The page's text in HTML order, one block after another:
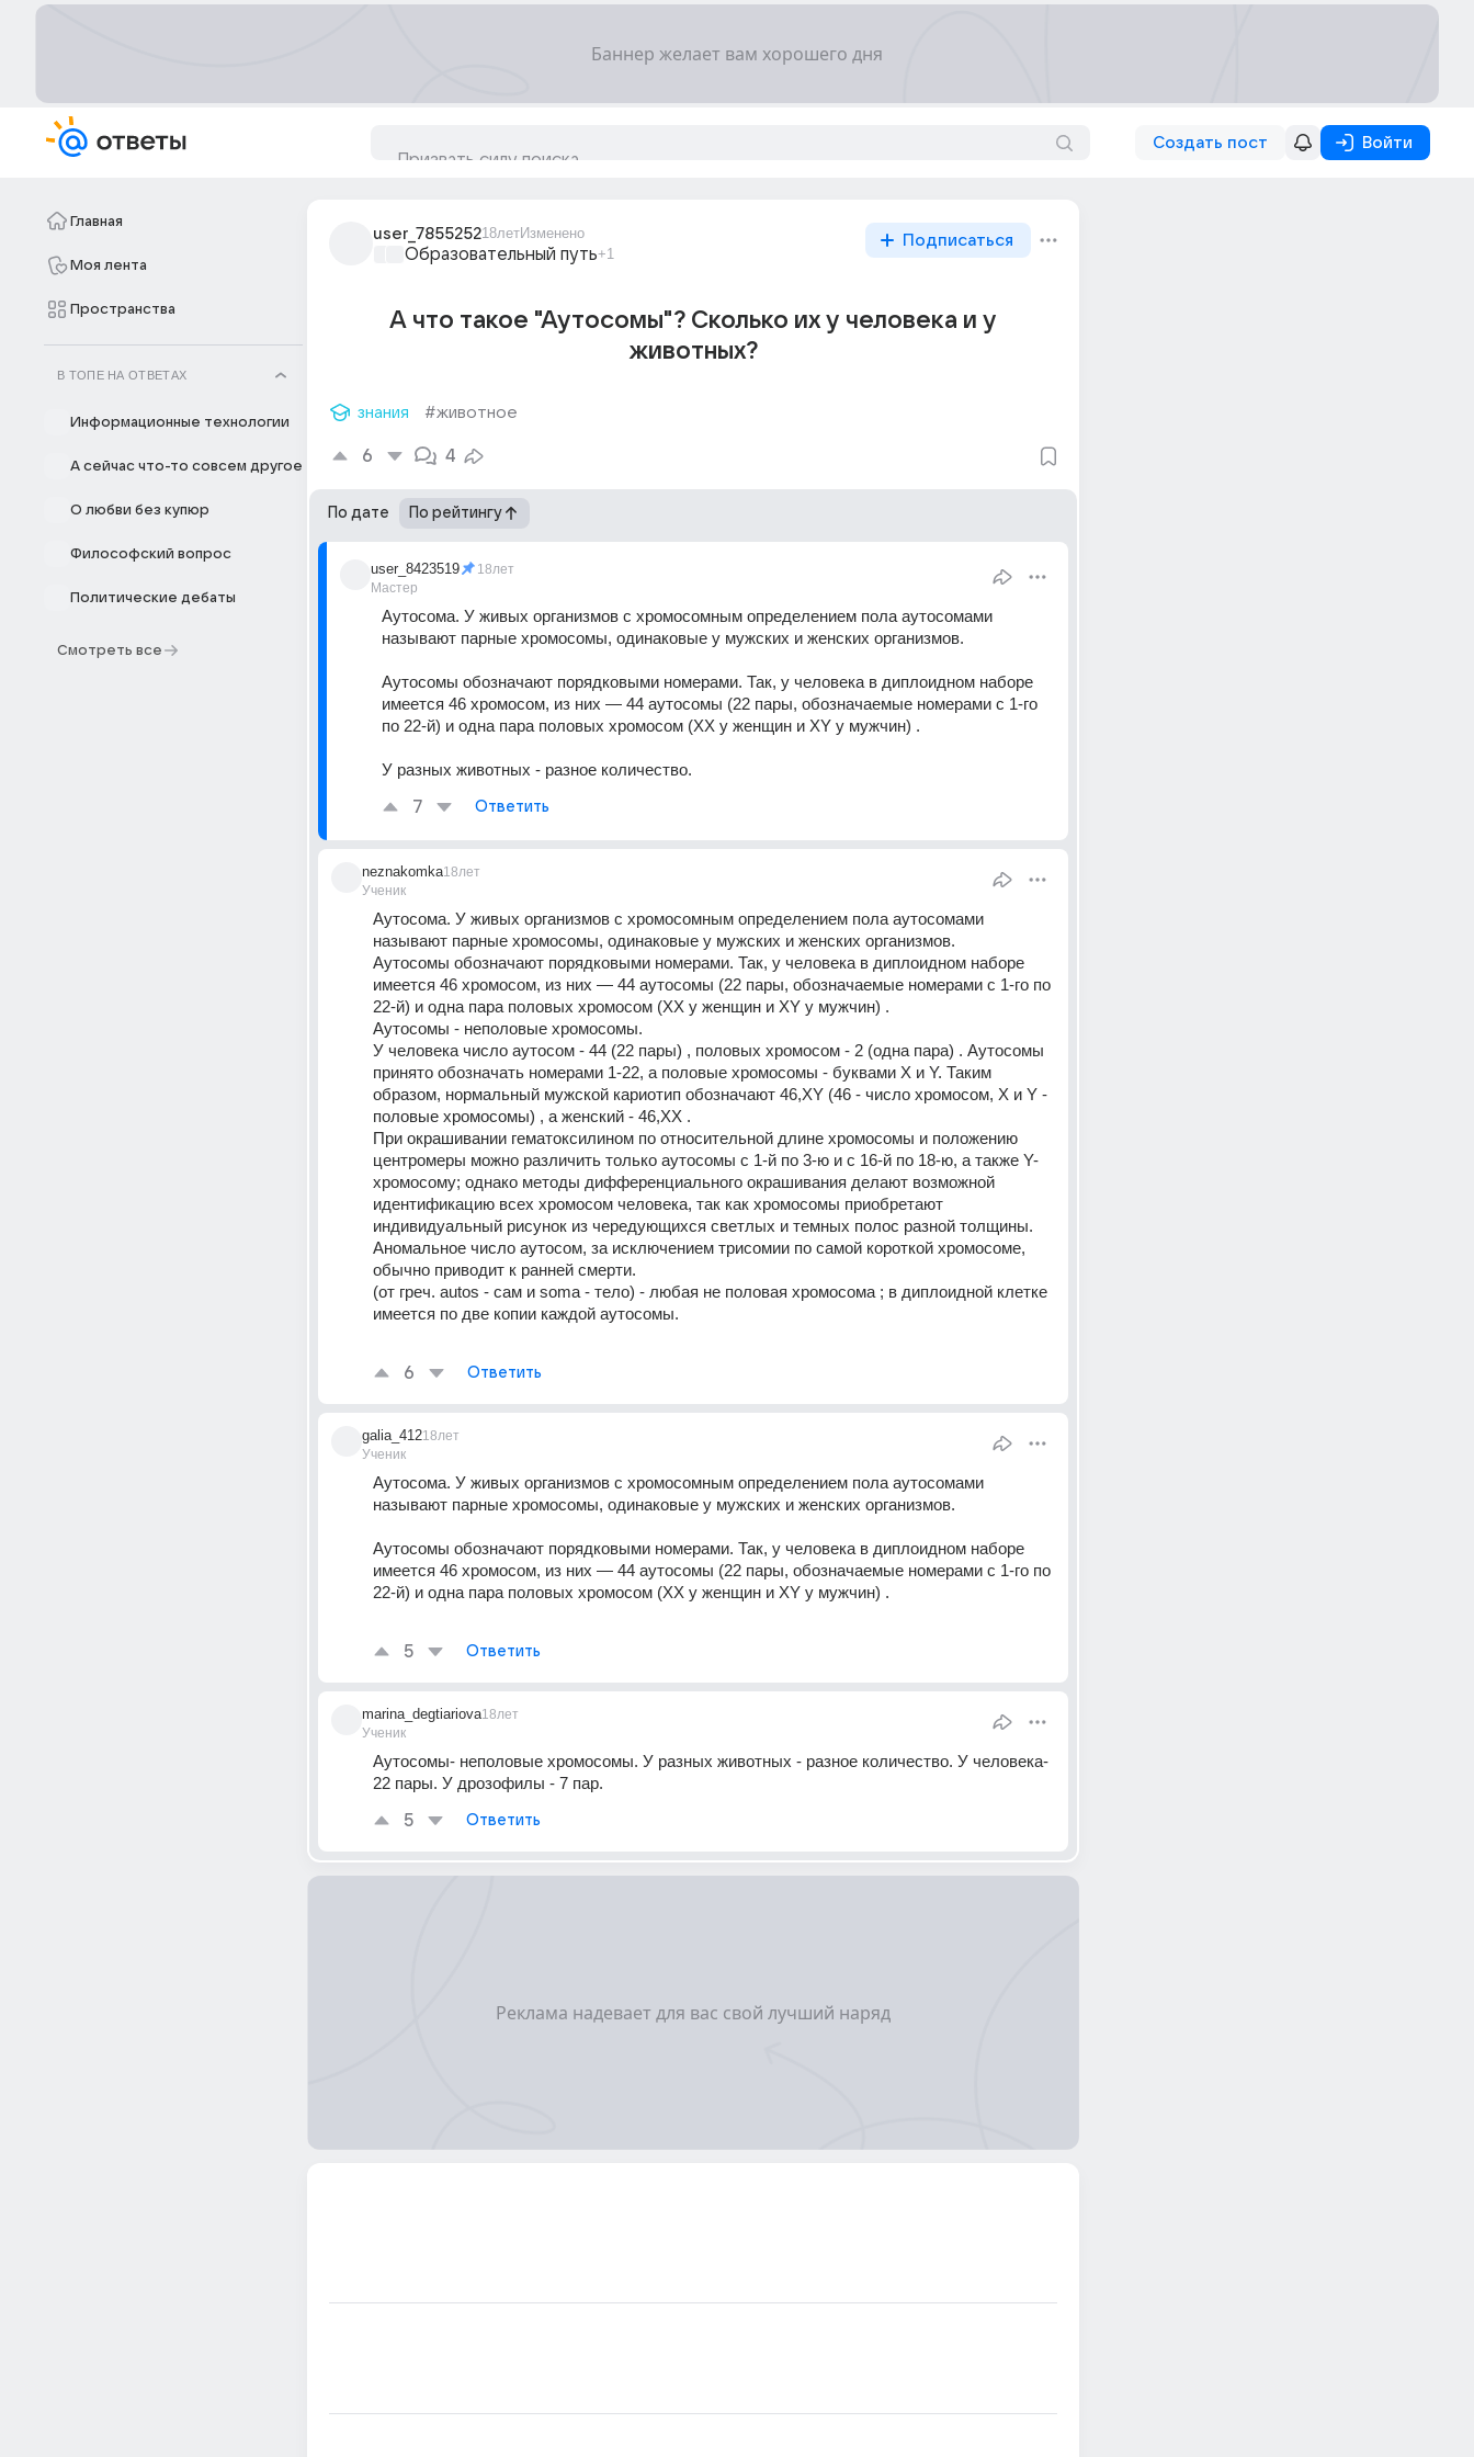
Создать пост Войти
Главная
Моя лента
Пространства
В ТОПЕ НА ОТВЕТАХ
Информационные технологии
А сейчас что-то совсем другое
О любви без купюр
Философский вопрос
Политические дебаты
Смотреть все
user_785525218летИзменено
Образовательный путь+1
Подписаться
А что такое "Аутосомы"? Сколько их у человека и у
животных?
знания #животное
6 4
По дате По рейтингу
user_8423519
Мастер
18лет
Аутосома. У живых организмов с хромосомным определением пола аутосомами
называют парные хромосомы, одинаковые у мужских и женских организмов.
Аутосомы обозначают порядковыми номерами. Так, у человека в диплоидном наборе
имеется 46 хромосом, из них — 44 аутосомы (22 пары, обозначаемые номерами с 1-го
по 22-й) и одна пара половых хромосом (XX у женщин и XY у мужчин) .
У разных животных - разное количество.
7 Ответить
neznakomka
Ученик
18лет
Аутосома. У живых организмов с хромосомным определением пола аутосомами
называют парные хромосомы, одинаковые у мужских и женских организмов.
Аутосомы обозначают порядковыми номерами. Так, у человека в диплоидном наборе
имеется 46 хромосом, из них — 44 аутосомы (22 пары, обозначаемые номерами с 1-го по
22-й) и одна пара половых хромосом (XX у женщин и XY у мужчин) .
Аутосомы - неполовые хромосомы.
У человека число аутосом - 44 (22 пары) , половых хромосом - 2 (одна пара) . Аутосомы
принято обозначать номерами 1-22, а половые хромосомы - буквами X и Y. Таким
образом, нормальный мужской кариотип обозначают 46,XY (46 - число хромосом, X и Y -
половые хромосомы) , а женский - 46,XX .
При окрашивании гематоксилином по относительной длине хромосомы и положению
центромеры можно различить только аутосомы с 1-й по 3-ю и с 16-й по 18-ю, а также Y-
хромосому; однако методы дифференциального окрашивания делают возможной
идентификацию всех хромосом человека, так как хромосомы приобретают
индивидуальный рисунок из чередующихся светлых и темных полос разной толщины.
Аномальное число аутосом, за исключением трисомии по самой короткой хромосоме,
обычно приводит к ранней смерти.
(от греч. autos - сам и soma - тело) - любая не половая хромосома ; в диплоидной клетке
имеется по две копии каждой аутосомы.
6 Ответить
galia_412
Ученик
18лет
Аутосома. У живых организмов с хромосомным определением пола аутосомами
называют парные хромосомы, одинаковые у мужских и женских организмов.
Аутосомы обозначают порядковыми номерами. Так, у человека в диплоидном наборе
имеется 46 хромосом, из них — 44 аутосомы (22 пары, обозначаемые номерами с 1-го по
22-й) и одна пара половых хромосом (XX у женщин и XY у мужчин) .
5 Ответить
marina_degtiariova
Ученик
18лет
Аутосомы- неполовые хромосомы. У разных животных - разное количество. У человека-
22 пары. У дрозофилы - 7 пар.
5 Ответить